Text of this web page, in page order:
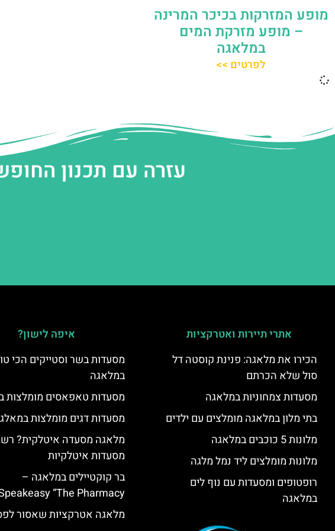
מופע המזרקות בכיכר המרינה
– מופע מזרקת המים
במלאגה
לפרטים >>
עזרה עם תכנון
אתרי תיירות ואטרקציות
הכירו את מלאגה: פנינת קוסטה דל
סול שלא הכרתם
מסעדות צמחוניות במלאגה
בתי מלון במלאגה מומלצים עם ילדים
מלונות 5 כוכבים במלאגה
מלונות מומלצים ליד נמל מלגה
רופטופים ומסעדות עם נוף לים
במלאגה
איפה לישון?
מסעדות בשר וסטייקים הכי
במלאגה
מסעדות טאפאסים מומלצות
מסעדות דגים מומלצות
מלאגה מסעדה איטלקית?
מסעדות איטלקיות
בר קוקטיילים במלאגה –
“The Pharmacy”
מלאגה אטרקציות שאסור